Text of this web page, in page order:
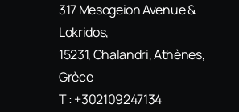
317 Mesogeion Avenue &
Lokridos,
15231, Chalandri, Athènes,
Grèce
T : +302109247134